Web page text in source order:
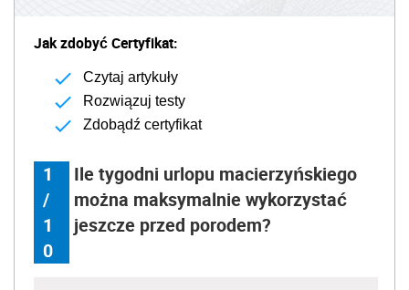
Jak zdobyć Certyfikat:
Czytaj artykuły
Rozwiązuj testy
Zdobądź certyfikat
1
/
1
0
Ile tygodni urlopu macierzyńskiego
można maksymalnie wykorzystać
jeszcze przed porodem?